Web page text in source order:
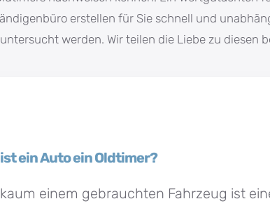
erstellen für Sie schnell und
werden. Wir teilen die Liebe zu diesen
ein Auto ein Oldtimer?
einem gebrauchten Fahrzeug ist